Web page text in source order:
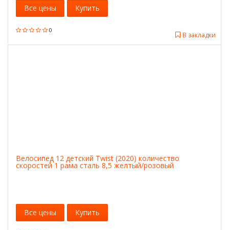
0
В закладки
Все цены Купить
Велосипед 12 детский Twist (2020) количество
скоростей 1 рама сталь 8,5 желтый/розовый
Все цены Купить